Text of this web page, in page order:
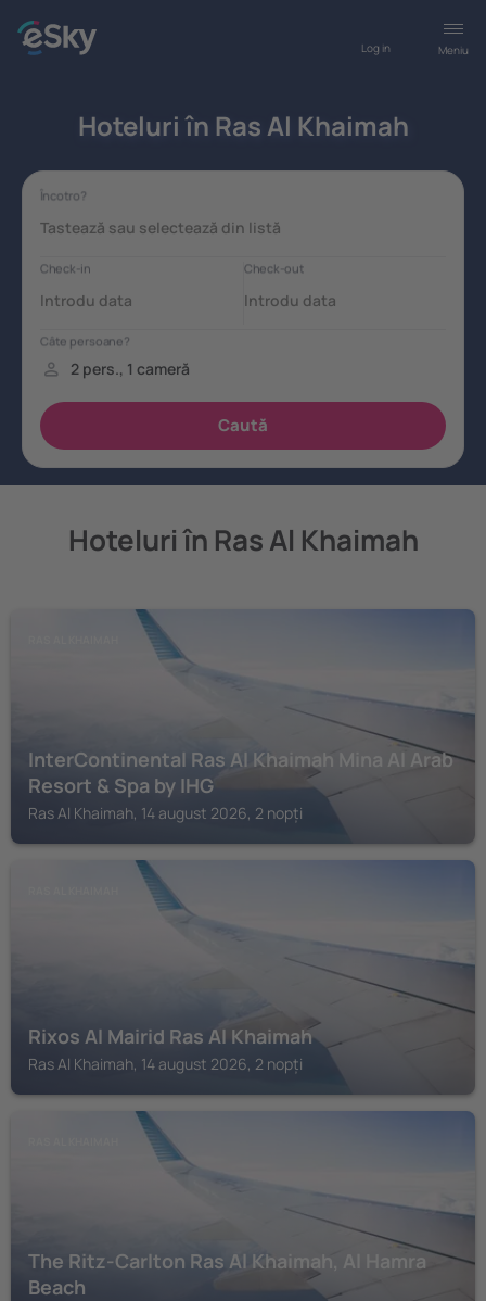
Meniu
Log in
Hoteluri în Ras Al Khaimah
Hoteluri în Ras Al Khaimah
InterContinental Ras Al Khaimah Mina Al Arab
Resort & Spa by IHG
Ras Al Khaimah, 14 august 2026, 2 nopți
Rixos Al Mairid Ras Al Khaimah
Ras Al Khaimah, 14 august 2026, 2 nopți
The Ritz-Carlton Ras Al Khaimah, Al Hamra
Beach